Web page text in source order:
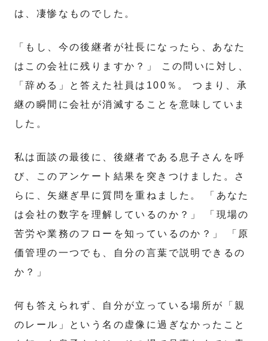
は、凄惨なものでした。
「もし、今の後継者が社長になったら、あなた
はこの会社に残りますか？」 この問いに対し、
「辞める」と答えた社員は100％。 つまり、承
継の瞬間に会社が消滅することを意味していま
した。
私は面談の最後に、後継者である息子さんを呼
び、このアンケート結果を突きつけました。さ
らに、矢継ぎ早に質問を重ねました。 「あなた
は会社の数字を理解しているのか？」 「現場の
苦労や業務のフローを知っているのか？」 「原
価管理の一つでも、自分の言葉で説明できるの
か？」
何も答えられず、自分が立っている場所が「親
のレール」という名の虚像に過ぎなかったこと